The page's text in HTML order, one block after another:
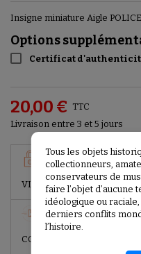
Insigne miniature Aigle POLICE .
Options
Certificat
20,00 € TTC
Livraison entre 3 et 5 jours
GARANTIES
PAIEMENT
VIREMENT BANCAIRE)
POLITIQUE DE
LIVRAISON SOUS 2
COLIS)
Tous les objets
collectionneurs,
conservateurs de
faire l’objet d’aucune
idéologique ou
derniers conflits
l’histoire.